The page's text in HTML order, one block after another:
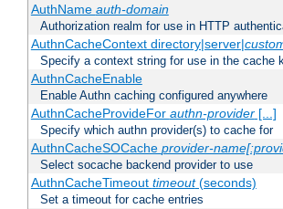
AuthName auth-domain
Authorization realm for use in HTTP
AuthnCacheContext directory|server|
Specify a context string for use in the cache
AuthnCacheEnable
Enable Authn caching configured anywhere
AuthnCacheProvideFor authn-provider[...]
Specify which authn provider(s) to cache for
AuthnCacheSOCache provider-
Select socache backend provider to use
AuthnCacheTimeout timeout(seconds)
Set a timeout for cache entries